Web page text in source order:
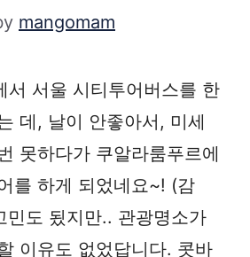
mangomam
서 서울 시티투어버스를 한
데, 날이 안좋아서, 미세
못하다가 쿠알라룸푸르에
를 하게 되었네요~! (감
민도 됬지만.. 관광명소가
이유도 없었답니다. 콧바